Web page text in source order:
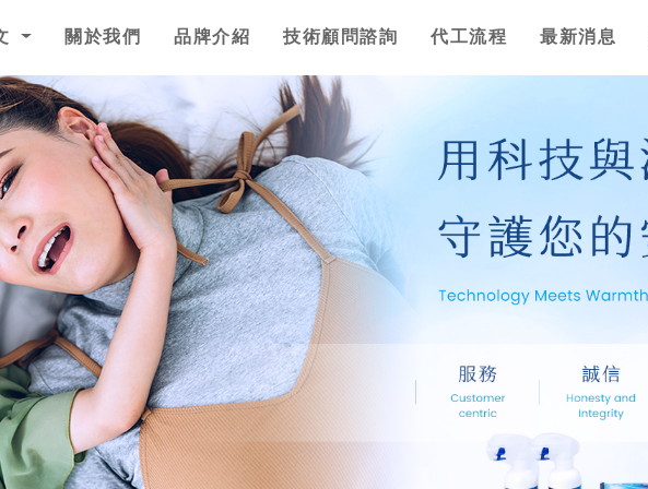
關於我們 品牌介紹 技術顧問諮詢 代工流程 最新消息